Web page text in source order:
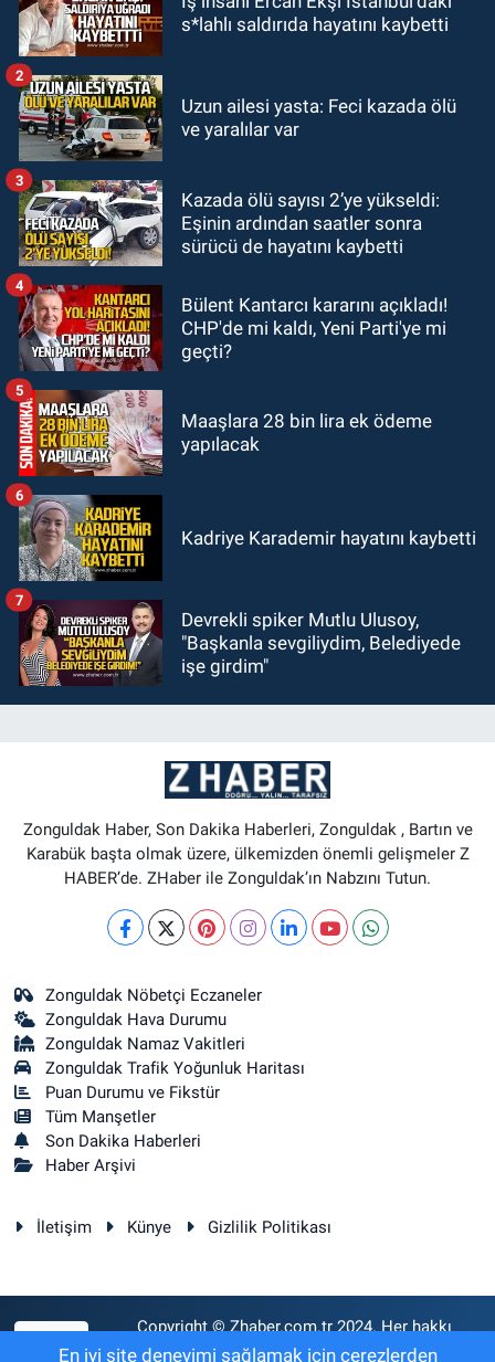
19:01
17:45Kozlu Belediyespor, Tezcan
Zonguldak
17:39
teşekkür ziyareti
s*lahlı saldırıda hayatını kaybetti
Uzun ailesi yasta: Feci kazada ölü
ve yaralılar var
2
Kazada ölü sayısı 2’ye yükseldi:
Eşinin ardından saatler sonra
sürücü de hayatını kaybetti
3
Bülent Kantarcı kararını açıkladı!
CHP'de mi kaldı, Yeni Parti'ye mi
geçti?
4
Maaşlara 28 bin lira ek ödeme
yapılacak
5
Kadriye Karademir hayatını kaybetti
6
Devrekli spiker Mutlu Ulusoy,
"Başkanla sevgiliydim, Belediyede
işe girdim"
7
Zonguldak Haber, Son Dakika Haberleri, Zonguldak , Bartın ve
Karabük başta olmak üzere, ülkemizden önemli gelişmeler Z
HABER’de. ZHaber ile Zonguldak’ın Nabzını Tutun.
Zonguldak Nöbetçi Eczaneler
Zonguldak Hava Durumu
Zonguldak Namaz Vakitleri
Zonguldak Trafik Yoğunluk Haritası
Puan Durumu ve Fikstür
Tüm Manşetler
Son Dakika Haberleri
Haber Arşivi
İletişim Künye Gizlilik Politikası
Copyright © Zhaber.com.tr 2024. Her hakkı
saklıdır.
En iyi site deneyimi sağlamak için çerezlerden